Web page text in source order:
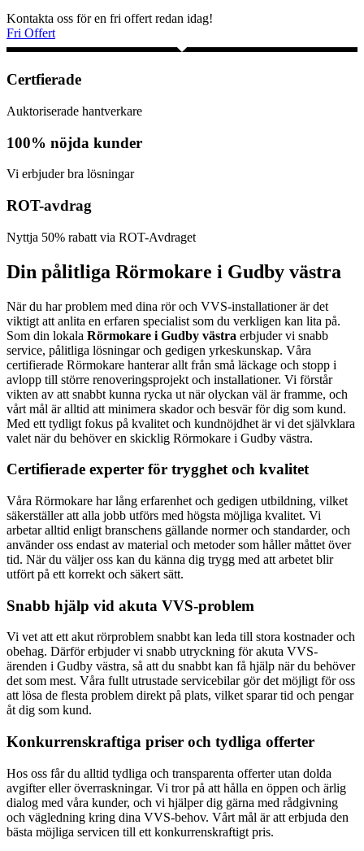
Kontakta oss för en fri offert redan idag!
Fri Offert
Certfierade
Auktoriserade hantverkare
100% nöjda kunder
Vi erbjuder bra lösningar
ROT-avdrag
Nyttja 50% rabatt via ROT-Avdraget
Din pålitliga Rörmokare i Gudby västra
När du har problem med dina rör och VVS-installationer är det
viktigt att anlita en erfaren specialist som du verkligen kan lita på.
Som din lokala Rörmokare i Gudby västra erbjuder vi snabb
service, pålitliga lösningar och gedigen yrkeskunskap. Våra
certifierade Rörmokare hanterar allt från små läckage och stopp i
avlopp till större renoveringsprojekt och installationer. Vi förstår
vikten av att snabbt kunna rycka ut när olyckan väl är framme, och
vårt mål är alltid att minimera skador och besvär för dig som kund.
Med ett tydligt fokus på kvalitet och kundnöjdhet är vi det självklara
valet när du behöver en skicklig Rörmokare i Gudby västra.
Certifierade experter för trygghet och kvalitet
Våra Rörmokare har lång erfarenhet och gedigen utbildning, vilket
säkerställer att alla jobb utförs med högsta möjliga kvalitet. Vi
arbetar alltid enligt branschens gällande normer och standarder, och
använder oss endast av material och metoder som håller måttet över
tid. När du väljer oss kan du känna dig trygg med att arbetet blir
utfört på ett korrekt och säkert sätt.
Snabb hjälp vid akuta VVS-problem
Vi vet att ett akut rörproblem snabbt kan leda till stora kostnader och
obehag. Därför erbjuder vi snabb utryckning för akuta VVS-
ärenden i Gudby västra, så att du snabbt kan få hjälp när du behöver
det som mest. Våra fullt utrustade servicebilar gör det möjligt för oss
att lösa de flesta problem direkt på plats, vilket sparar tid och pengar
åt dig som kund.
Konkurrenskraftiga priser och tydliga offerter
Hos oss får du alltid tydliga och transparenta offerter utan dolda
avgifter eller överraskningar. Vi tror på att hålla en öppen och ärlig
dialog med våra kunder, och vi hjälper dig gärna med rådgivning
och vägledning kring dina VVS-behov. Vårt mål är att erbjuda den
bästa möjliga servicen till ett konkurrenskraftigt pris.